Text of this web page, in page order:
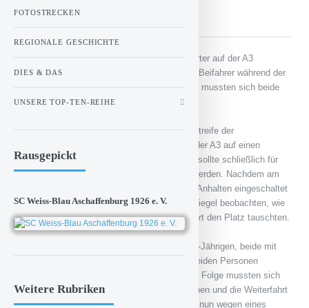
Betäubungsmitteleinfluss
Als am Samstagnachmittag ein Kleintransporter auf der A3
angehalten werden sollte, führten Fahrer und Beifahrer während der
Fahrt einen Fahrerwechsel durch. Schließlich mussten sich beide
Männer einer Blutentnahme unterziehen.
Am Samstag, gegen 15:40 Uhr, wurde eine Streife der
Verkehrspolizei Aschaffenburg-Hösbach auf der A3 auf einen
Kleintransporter aufmerksam. Das Fahrzeug sollte schließlich für
eine allgemeine Verkehrskontrolle gestoppt werden. Nachdem am
uniformierten Streifenwagen das Signal zum Anhalten eingeschaltet
wurde, konnte die Polizeibeamten im Rückspiegel beobachten, wie
der Fahrer und ein Beifahrer während der Fahrt den Platz tauschten.
Bei der Kontrolle des 23-Jährigen und des 25-Jährigen, beide mit
deutscher Staatsangehörigkeit, wurden bei beiden Personen
drogentypische Auffälligkeiten erkannt. In der Folge mussten sich
beide Personen einer Blutentnahme unterziehen und die Weiterfahrt
wurde unterbunden. Gegen beide Fahrer wird nun wegen eines
FOTOSTRECKEN
REGIONALE GESCHICHTE
DIES & DAS
UNSERE TOP-TEN-REIHE
Rausgepickt
SC Weiss-Blau Aschaffenburg 1926 e. V.
Weitere Rubriken